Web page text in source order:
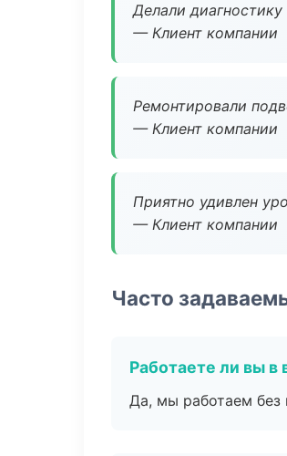
Делали
— Клиент компании
Ремонтировали
— Клиент компании
Приятно удивлен
— Клиент компании
Часто
Работаете ли вы в
Да, мы работаем без